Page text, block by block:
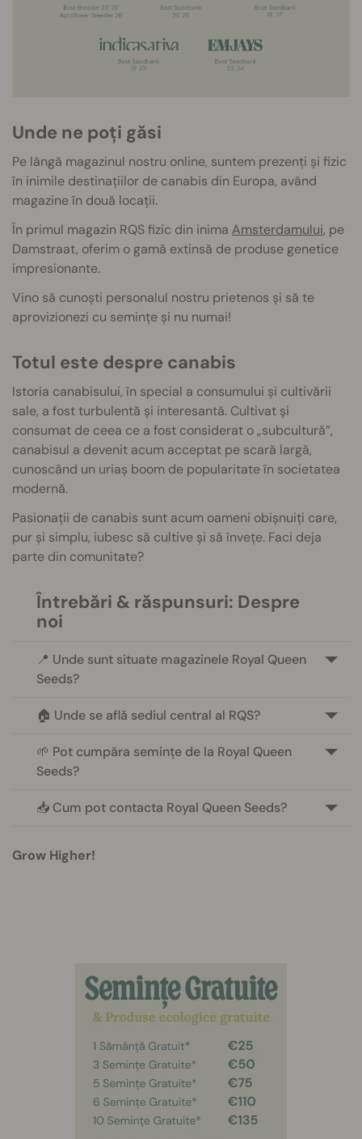
Unde ne poți găsi
Pe lângă magazinul nostru online, suntem prezenți și fizic
în inimile destinațiilor de canabis din Europa, având
magazine în două locații.
În primul magazin RQS fizic din inima Amsterdamului, pe
Damstraat, oferim o gamă extinsă de produse genetice
impresionante.
Vino să cunoști personalul nostru prietenos și să te
aprovizionezi cu semințe și nu numai!
Totul este despre canabis
Istoria canabisului, în special a consumului și cultivării
sale, a fost turbulentă și interesantă. Cultivat și
consumat de ceea ce a fost considerat o „subcultură”,
canabisul a devenit acum acceptat pe scară largă,
cunoscând un uriaș boom de popularitate în societatea
modernă.
Pasionații de canabis sunt acum oameni obișnuiți care,
pur și simplu, iubesc să cultive și să învețe. Faci deja
parte din comunitate?
Întrebări & răspunsuri: Despre
noi
📍 Unde sunt situate magazinele Royal Queen
Seeds?
🏠 Unde se află sediul central al RQS?
🌱 Pot cumpăra semințe de la Royal Queen
Seeds?
📥 Cum pot contacta Royal Queen Seeds?
Grow Higher!